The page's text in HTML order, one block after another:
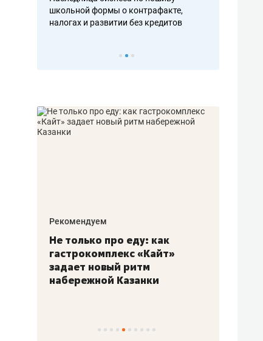
школьной формы о контрафакте,
налогах и развитии без кредитов
Рекомендуем
Не только про еду: как
гастрокомплекс «Кайт»
задает новый ритм
набережной Казанки